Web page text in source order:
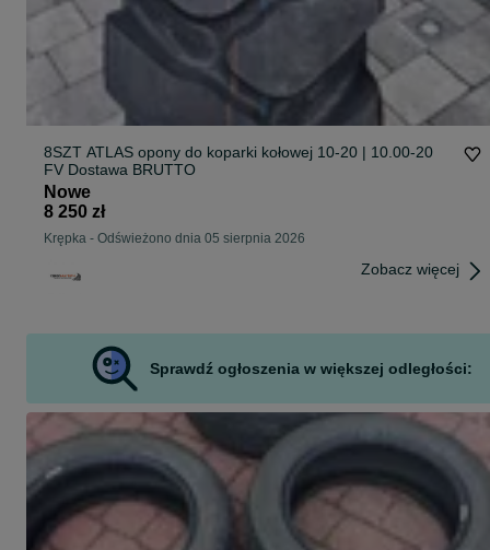
8SZT ATLAS opony do koparki kołowej 10-20 | 10.00-20
FV Dostawa BRUTTO
Nowe
8 250 zł
Krępka - Odświeżono dnia 05 sierpnia 2026
Zobacz więcej
Sprawdź ogłoszenia w większej odległości: